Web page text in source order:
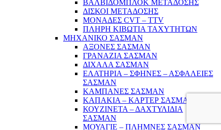
ΒΑΛΒΙΔΟΜΠΛΟΚ ΜΕΤΑΔΟΣΗΣ
ΔΙΣΚΟΙ ΜΕΤΑΔΟΣΗΣ
ΜΟΝΑΔΕΣ CVT – TTV
ΠΛΗΡΗ ΚΙΒΩΤΙΑ ΤΑΧΥΤΗΤΩΝ
ΜΗΧΑΝΙΚΟ ΣΑΣΜΑΝ
ΑΞΟΝΕΣ ΣΑΣΜΑΝ
ΓΡΑΝΑΖΙΑ ΣΑΣΜΑΝ
ΔΙΧΑΛΑ ΣΑΣΜΑΝ
ΕΛΑΤΗΡΙΑ – ΣΦΗΝΕΣ – ΑΣΦΑΛΕΙΕΣ
ΣΑΣΜΑΝ
ΚΑΜΠΑΝΕΣ ΣΑΣΜΑΝ
ΚΑΠΑΚΙΑ – ΚΑΡΤΕΡ ΣΑΣΜΑΝ
ΚΟΥΖΙΝΕΤΑ – ΔΑΧΤΥΛΙΔΙΑ
ΣΑΣΜΑΝ
ΜΟΥΑΓΙΕ – ΠΛΗΜΝΕΣ ΣΑΣΜΑΝ